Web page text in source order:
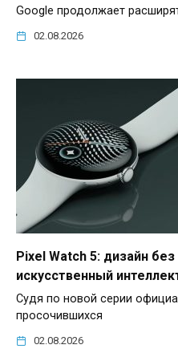
Google продолжает
02.08.2026
Pixel Watch 5: дизайн
искусственный
Судя по новой серии
просочившихся
02.08.2026